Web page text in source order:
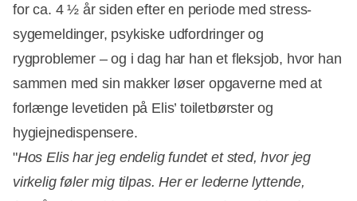
for ca. 4 ½ år siden efter en periode med stress-
sygemeldinger, psykiske udfordringer og
rygproblemer – og i dag har han et fleksjob, hvor han
sammen med sin makker løser opgaverne med at
forlænge levetiden på Elis’ toiletbørster og
hygiejnedispensere.
"Hos Elis har jeg endelig fundet et sted, hvor jeg
virkelig føler mig tilpas. Her er lederne lyttende,